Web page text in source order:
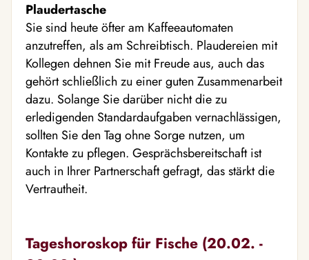
Plaudertasche
Sie sind heute öfter am Kaffeeautomaten
anzutreffen, als am Schreibtisch. Plaudereien mit
Kollegen dehnen Sie mit Freude aus, auch das
gehört schließlich zu einer guten Zusammenarbeit
dazu. Solange Sie darüber nicht die zu
erledigenden Standardaufgaben vernachlässigen,
sollten Sie den Tag ohne Sorge nutzen, um
Kontakte zu pflegen. Gesprächsbereitschaft ist
auch in Ihrer Partnerschaft gefragt, das stärkt die
Vertrautheit.
Tageshoroskop für Fische (20.02. -